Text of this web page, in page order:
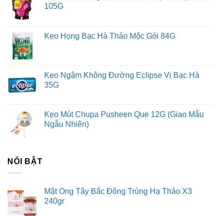
105G
Kẹo Họng Bạc Hà Thảo Mộc Gói 84G
Kẹo Ngậm Không Đường Eclipse Vị Bạc Hà
35G
Kẹo Mút Chupa Pusheen Que 12G (Giao Mẫu
Ngẫu Nhiên)
NỔI BẬT
Mật Ong Tây Bắc Đông Trùng Hạ Thảo X3
240gr